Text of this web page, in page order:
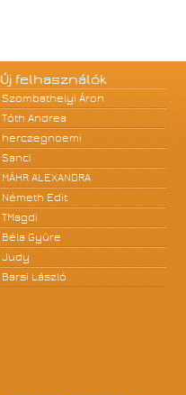
Új felhasználók
Szombathelyi Áron
Tóth Andrea
herczegnoemi
Sanci
MÁHR ALEXANDRA
Németh Edit
TMagdi
Béla Gyüre
Judy
Barsi László